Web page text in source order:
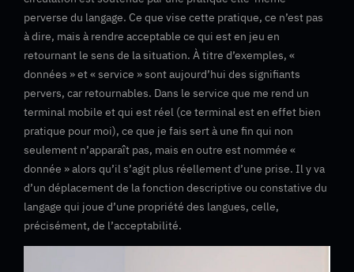
perverse du langage. Ce que vise cette pratique, ce n’est pas
à dire, mais à rendre acceptable ce qui est en jeu en
retournant le sens de la situation. À titre d’exemples, «
données » et « service » sont aujourd’hui des signifiants
pervers, car retournables. Dans le service que me rend un
terminal mobile et qui est réel (ce terminal est en effet bien
pratique pour moi), ce que je fais sert à une fin qui non
seulement n’apparaît pas, mais en outre est nommée «
donnée » alors qu’il s’agit plus réellement d’une prise. Il y va
d’un déplacement de la fonction descriptive ou constative du
langage qui joue d’une propriété des langues, celle,
précisément, de l’acceptabilité.